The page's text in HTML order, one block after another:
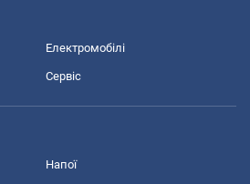
Електромобілі
Сервіс
Напої